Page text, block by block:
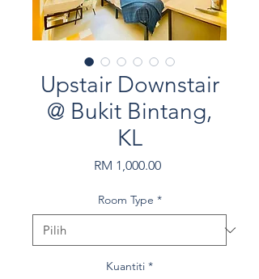
Upstair Downstair
@ Bukit Bintang,
KL
RM 1,000.00Harga
Room Type *
Kuantiti *